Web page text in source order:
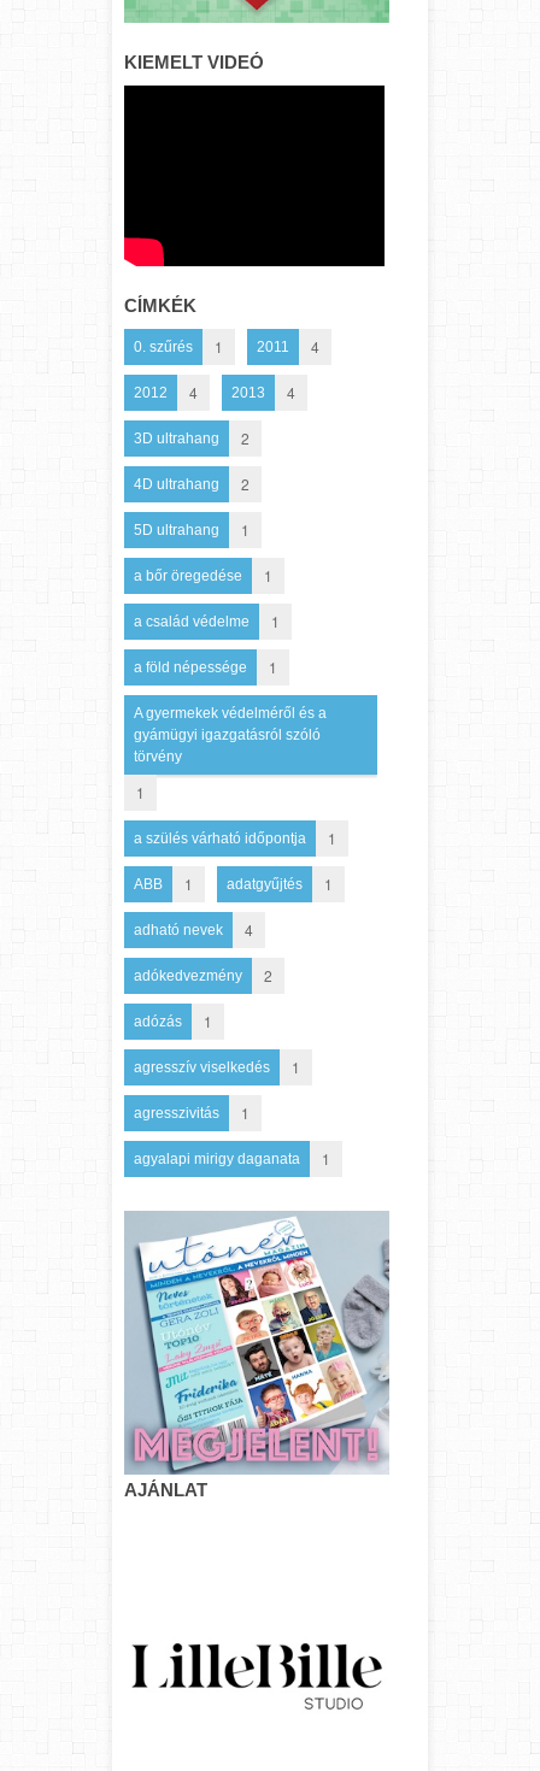
KIEMELT VIDEÓ
CÍMKÉK
0. szűrés 1 2011 4
2012 4 2013 4
3D ultrahang 2
4D ultrahang 2
5D ultrahang 1
a bőr öregedése 1
a család védelme 1
a föld népessége 1
A gyermekek védelméről és a
gyámügyi igazgatásról szóló
törvény
1
a szülés várható időpontja 1
ABB 1 adatgyűjtés 1
adható nevek 4
adókedvezmény 2
adózás 1
agresszív viselkedés 1
agresszivitás 1
agyalapi mirigy daganata 1
AJÁNLAT